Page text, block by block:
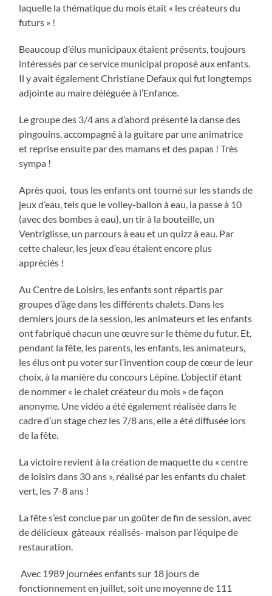
laquelle la thématique du mois était « les créateurs du
futurs » !
Beaucoup d’élus municipaux étaient présents, toujours
intéressés par ce service municipal proposé aux enfants.
Il y avait également Christiane Defaux qui fut longtemps
adjointe au maire déléguée à l’Enfance.
Le groupe des 3/4 ans a d’abord présenté la danse des
pingouins, accompagné à la guitare par une animatrice
et reprise ensuite par des mamans et des papas ! Très
sympa !
Après quoi, tous les enfants ont tourné sur les stands de
jeux d’eau, tels que le volley-ballon à eau, la passe à 10
(avec des bombes à eau), un tir à la bouteille, un
Ventriglisse, un parcours à eau et un quizz à eau. Par
cette chaleur, les jeux d’eau étaient encore plus
appréciés !
Au Centre de Loisirs, les enfants sont répartis par
groupes d’âge dans les différents chalets. Dans les
derniers jours de la session, les animateurs et les enfants
ont fabriqué chacun une œuvre sur le thème du futur. Et,
pendant la fête, les parents, les enfants, les animateurs,
les élus ont pu voter sur l’invention coup de cœur de leur
choix, à la manière du concours Lépine. L’objectif étant
de nommer « le chalet créateur du mois » de façon
anonyme. Une vidéo a été également réalisée dans le
cadre d’un stage chez les 7/8 ans, elle a été diffusée lors
de la fête.
La victoire revient à la création de maquette du « centre
de loisirs dans 30 ans », réalisé par les enfants du chalet
vert, les 7-8 ans !
La fête s’est conclue par un goûter de fin de session, avec
de délicieux gâteaux réalisés- maison par l’équipe de
restauration.
Avec 1989 journées enfants sur 18 jours de
fonctionnement en juillet, soit une moyenne de 111